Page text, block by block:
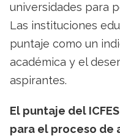
universidades para
Las instituciones
puntaje como un
académica y el
aspirantes.
El puntaje del
para el proceso de